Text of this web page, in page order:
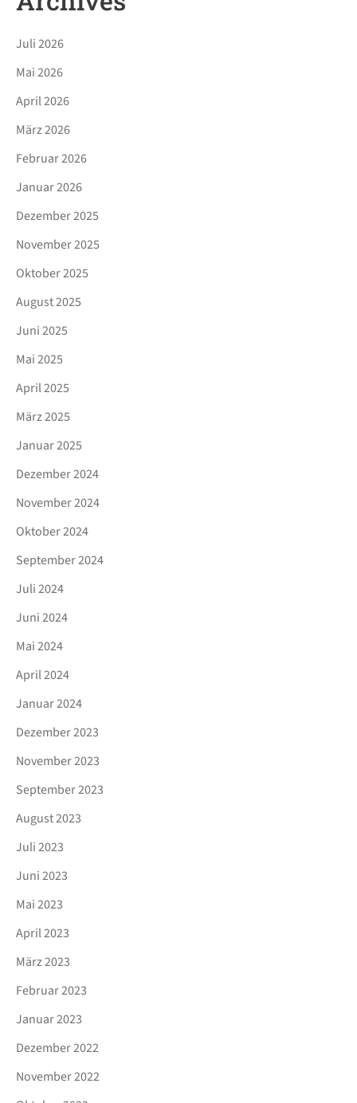
Juli 2026
Mai 2026
April 2026
März 2026
Februar 2026
Januar 2026
Dezember 2025
November 2025
Oktober 2025
August 2025
Juni 2025
Mai 2025
April 2025
März 2025
Januar 2025
Dezember 2024
November 2024
Oktober 2024
September 2024
Juli 2024
Juni 2024
Mai 2024
April 2024
Januar 2024
Dezember 2023
November 2023
September 2023
August 2023
Juli 2023
Juni 2023
Mai 2023
April 2023
März 2023
Februar 2023
Januar 2023
Dezember 2022
November 2022